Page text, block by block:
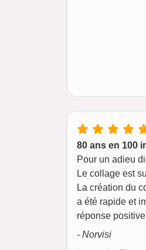
80 ans en 100
Pour un adieu
Le collage est
La création du
a été rapide et
réponse
- Norvisi